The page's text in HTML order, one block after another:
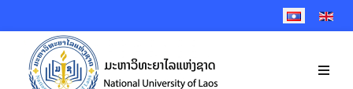
SELECT YOUR